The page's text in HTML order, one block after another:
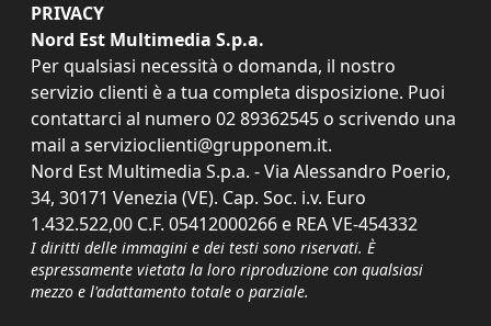
PRIVACY
Nord Est Multimedia S.p.a.
Per qualsiasi necessità o domanda, il nostro
servizio clienti è a tua completa disposizione. Puoi
contattarci al numero 02 89362545 o scrivendo una
mail a servizioclienti@grupponem.it.
Nord Est Multimedia S.p.a. - Via Alessandro Poerio,
34, 30171 Venezia (VE). Cap. Soc. i.v. Euro
1.432.522,00 C.F. 05412000266 e REA VE-454332
I diritti delle immagini e dei testi sono riservati. È
espressamente vietata la loro riproduzione con qualsiasi
mezzo e l'adattamento totale o parziale.